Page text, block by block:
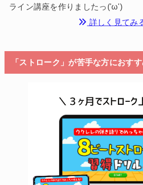
ライン講座を作りましたっ('ω')
詳しく見てみ
「ストローク」が苦手な方におすす